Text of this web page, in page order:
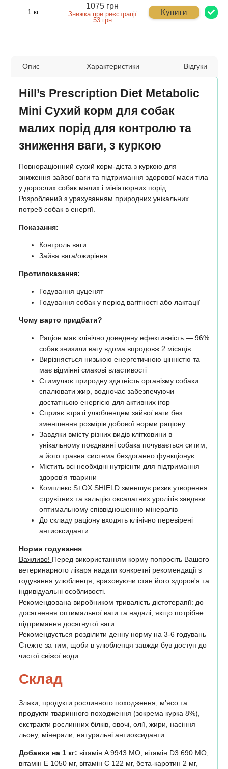
1 кг
1075 грн
Знижка при реєстрації
53 грн
Купити
Опис Характеристики Відгуки
Hill’s Prescription Diet Metabolic
Mini Сухий корм для собак
малих порід для контролю та
зниження ваги, з куркою
Повнораціонний сухий корм-дієта з куркою для
зниження зайвої ваги та підтримання здорової маси тіла
у дорослих собак малих і мініатюрних порід.
Розроблений з урахуванням природних унікальних
потреб собак в енергії.
Показання:
Контроль ваги
Зайва вага/ожиріння
Протипоказання:
Годування цуценят
Годування собак у період вагітності або лактації
Чому варто придбати?
Раціон має клінічно доведену ефективність — 96%
собак знизили вагу вдома впродовж 2 місяців
Вирізняється низькою енергетичною цінністю та
має відмінні смакові властивості
Стимулює природну здатність організму собаки
спалювати жир, водночас забезпечуючи
достатньою енергією для активних ігор
Сприяє втраті улюбленцем зайвої ваги без
зменшення розмірів добової норми раціону
Завдяки вмісту різних видів клітковини в
унікальному поєднанні собака почувається ситим,
а його травна система бездоганно функціонує
Містить всі необхідні нутрієнти для підтримання
здоров'я тварини
Комплекс S+OX SHIELD зменшує ризик утворення
струвітних та кальцію оксалатних уролітів завдяки
оптимальному співвідношенню мінералів
До складу раціону входять клінічно перевірені
антиоксиданти
Норми годування
Важливо! Перед використанням корму попросіть Вашого
ветеринарного лікаря надати конкретні рекомендації з
годування улюбленця, враховуючи стан його здоров'я та
індивідуальні особливості.
Рекомендована виробником тривалість дієтотерапії: до
досягнення оптимальної ваги та надалі, якщо потрібне
підтримання досягнутої ваги
Рекомендується розділити денну норму на 3-6 годувань
Стежте за тим, щоби в улюбленця завжди був доступ до
чистої свіжої води
Склад
Злаки, продукти рослинного походження, м'ясо та
продукти тваринного походження (зокрема курка 8%),
екстракти рослинних білків, овочі, олії, жири, насіння
льону, мінерали, натуральні антиоксиданти.
Добавки на 1 кг: вітамін A 9943 МО, вітамін D3 690 МО,
вітамін E 1050 мг, вітамін C 122 мг, бета-каротин 2 мг,